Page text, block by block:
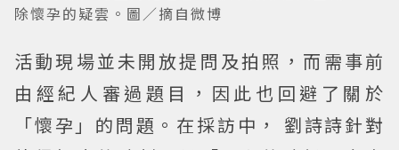
除懷孕的疑雲。圖／摘自微博
活動現場並未開放提問及拍照，而需事前
由經紀人審過題目，因此也回避了關於
「懷孕」的問題。在採訪中， 劉詩詩針對